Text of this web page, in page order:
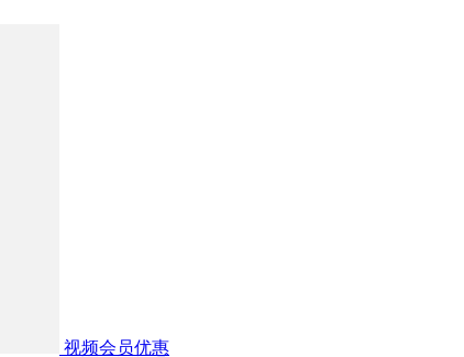
视频会员优惠